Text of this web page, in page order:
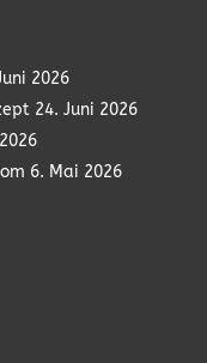
2026
24. Juni 2026
6. Mai 2026